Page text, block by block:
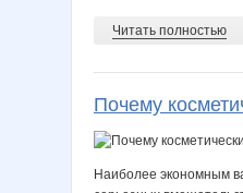
Читать полностью
Почему
Наиболее экономным